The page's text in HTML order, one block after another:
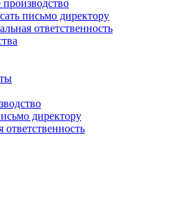
письмо директору
ответственность
директору
ответственность